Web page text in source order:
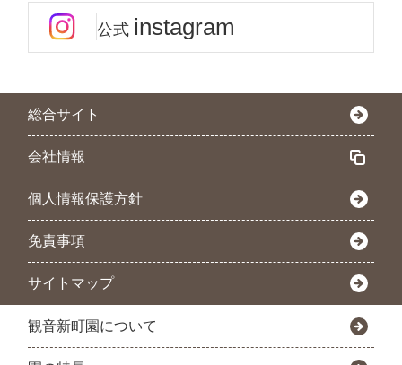
公式 instagram
総合サイト
会社情報
個人情報保護方針
免責事項
サイトマップ
観音新町園について